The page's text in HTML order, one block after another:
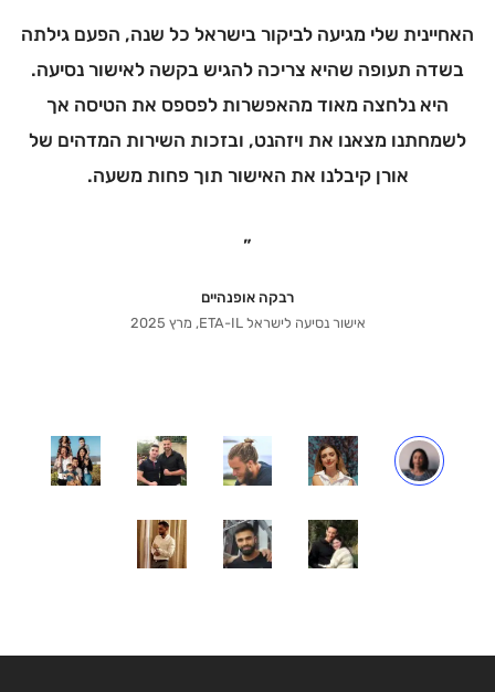
האחיינית שלי מגיעה לביקור בישראל כל שנה, הפעם גילתה
בשדה תעופה שהיא צריכה להגיש בקשה לאישור נסיעה.
היא נלחצה מאוד מהאפשרות לפספס את הטיסה אך
לשמחתנו מצאנו את ויזהנט, ובזכות השירות המדהים של
אורן קיבלנו את האישור תוך פחות משעה.
”
רבקה אופנהיים
אישור נסיעה לישראל ETA-IL, מרץ 2025